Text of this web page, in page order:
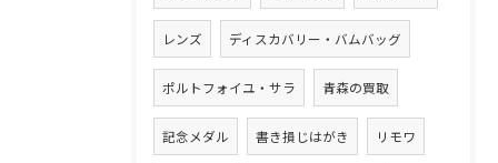
レンズ ディスカバリー・バムバッグ
ポルトフォイユ・サラ 青森の買取
記念メダル 書き損じはがき リモワ